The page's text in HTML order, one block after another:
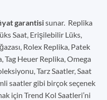
garantisisunar. Replika
Saat, Erişilebilir Lüks,
Rolex Replika, Patek
Heuer Replika, Omega
Tarz Saatler, Saat
saatler gibi birçok seçenek
için Trend Kol Saatleri’ni